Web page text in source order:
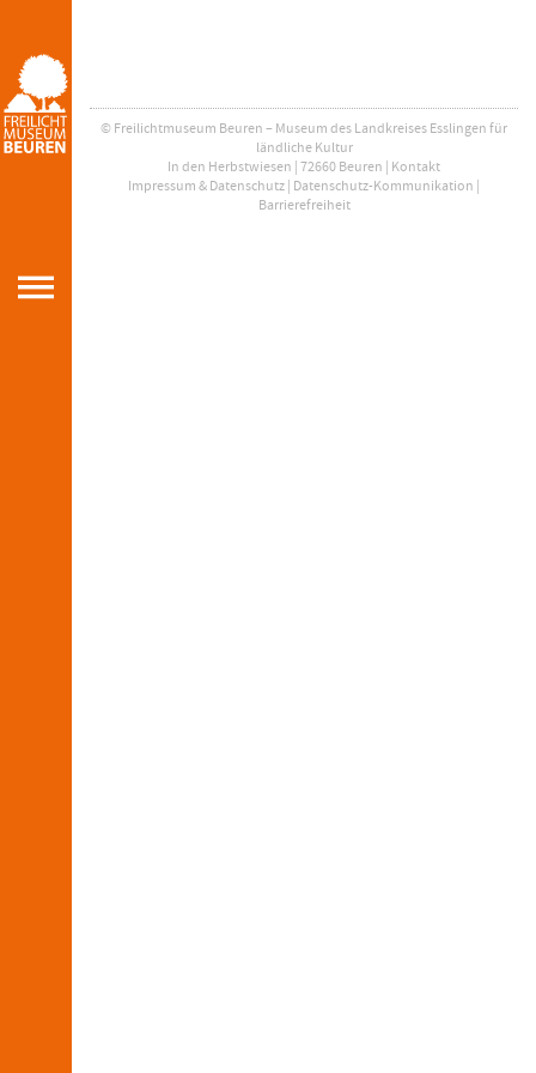
© Freilichtmuseum Beuren – Museum des Landkreises Esslingen für
ländliche Kultur
In den Herbstwiesen | 72660 Beuren | Kontakt
Impressum & Datenschutz| Datenschutz-Kommunikation |
Barrierefreiheit